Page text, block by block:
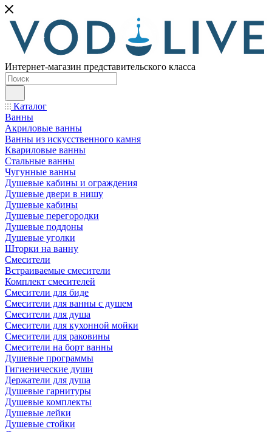
Интернет-магазин представительского класса
Каталог
Ванны
Акриловые ванны
Ванны из искусственного камня
Квариловые ванны
Стальные ванны
Чугунные ванны
Душевые кабины и ограждения
Душевые двери в нишу
Душевые кабины
Душевые перегородки
Душевые поддоны
Душевые уголки
Шторки на ванну
Смесители
Встраиваемые смесители
Комплект смесителей
Смесители для биде
Смесители для ванны с душем
Смесители для душа
Смесители для кухонной мойки
Смесители для раковины
Смесители на борт ванны
Душевые программы
Гигиенические души
Держатели для душа
Душевые гарнитуры
Душевые комплекты
Душевые лейки
Душевые стойки